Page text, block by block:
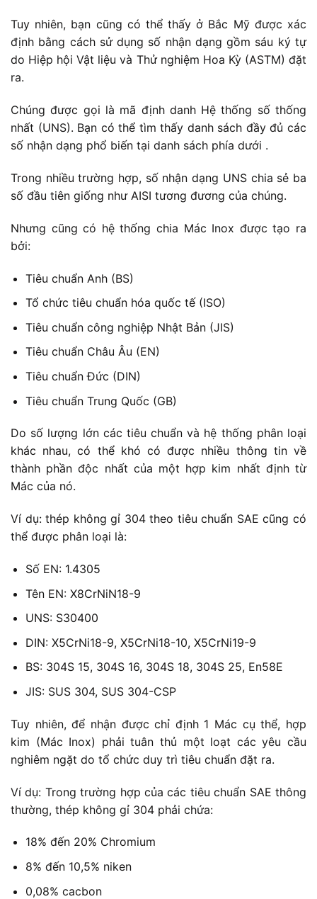
Tuy nhiên, bạn cũng có thể thấy ở Bắc Mỹ được xác
định bằng cách sử dụng số nhận dạng gồm sáu ký tự
do Hiệp hội Vật liệu và Thử nghiệm Hoa Kỳ (ASTM) đặt
ra.
Chúng được gọi là mã định danh Hệ thống số thống
nhất (UNS). Bạn có thể tìm thấy danh sách đầy đủ các
số nhận dạng phổ biến tại danh sách phía dưới .
Trong nhiều trường hợp, số nhận dạng UNS chia sẻ ba
số đầu tiên giống như AISI tương đương của chúng.
Nhưng cũng có hệ thống chia Mác Inox được tạo ra
bởi:
Tiêu chuẩn Anh (BS)
Tổ chức tiêu chuẩn hóa quốc tế (ISO)
Tiêu chuẩn công nghiệp Nhật Bản (JIS)
Tiêu chuẩn Châu Âu (EN)
Tiêu chuẩn Đức (DIN)
Tiêu chuẩn Trung Quốc (GB)
Do số lượng lớn các tiêu chuẩn và hệ thống phân loại
khác nhau, có thể khó có được nhiều thông tin về
thành phần độc nhất của một hợp kim nhất định từ
Mác của nó.
Ví dụ: thép không gỉ 304 theo tiêu chuẩn SAE cũng có
thể được phân loại là:
Số EN: 1.4305
Tên EN: X8CrNiN18-9
UNS: S30400
DIN: X5CrNi18-9, X5CrNi18-10, X5CrNi19-9
BS: 304S 15, 304S 16, 304S 18, 304S 25, En58E
JIS: SUS 304, SUS 304-CSP
Tuy nhiên, để nhận được chỉ định 1 Mác cụ thể, hợp
kim (Mác Inox) phải tuân thủ một loạt các yêu cầu
nghiêm ngặt do tổ chức duy trì tiêu chuẩn đặt ra.
Ví dụ: Trong trường hợp của các tiêu chuẩn SAE thông
thường, thép không gỉ 304 phải chứa:
18% đến 20% Chromium
8% đến 10,5% niken
0,08% cacbon